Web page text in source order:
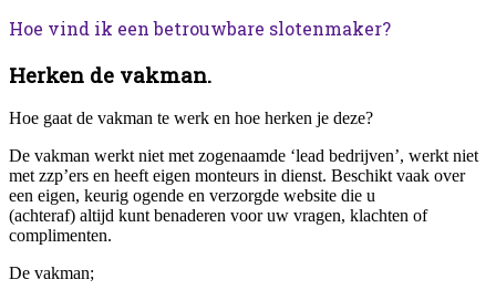
Hoe vind ik een betrouwbare slotenmaker?
Herken de vakman.
Hoe gaat de vakman te werk en hoe herken je deze?
De vakman werkt niet met zogenaamde ‘lead bedrijven’, werkt niet
met zzp’ers en heeft eigen monteurs in dienst. Beschikt vaak over
een eigen, keurig ogende en verzorgde website die u
(achteraf) altijd kunt benaderen voor uw vragen, klachten of
complimenten.
De vakman;